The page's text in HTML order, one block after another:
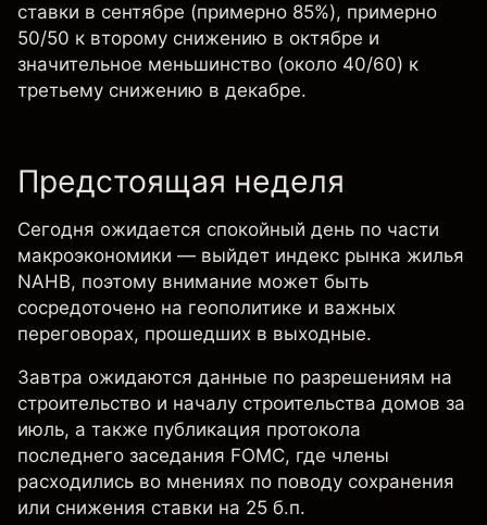
ставки в сентябре (примерно 85%), примерно
50/50 к второму снижению в октябре и
значительное меньшинство (около 40/60) к
третьему снижению в декабре.
Предстоящая неделя
Сегодня ожидается спокойный день по части
макроэкономики — выйдет индекс рынка жилья
NAHB, поэтому внимание может быть
сосредоточено на геополитике и важных
переговорах, прошедших в выходные.
Завтра ожидаются данные по разрешениям на
строительство и началу строительства домов за
июль, а также публикация протокола
последнего заседания FOMC, где члены
расходились во мнениях по поводу сохранения
или снижения ставки на 25 б.п.